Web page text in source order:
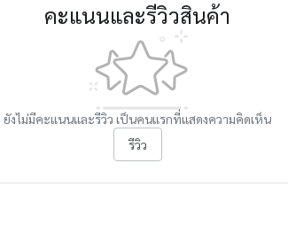
คะแนนและรีวิวสินค้า
ยังไม่มีคะแนนและรีวิว เป็นคนแรกที่แสดงความคิดเห็น
รีวิว